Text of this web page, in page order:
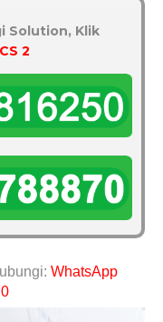
Solution, Klik
2
WhatsApp